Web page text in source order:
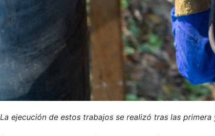
La ejecución de estos trabajos se realizó tras las